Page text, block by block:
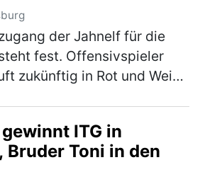
der Jahnelf für die
fest. Offensivspieler
zukünftig in Rot und Weiß
ITG in
Bruder Toni in den